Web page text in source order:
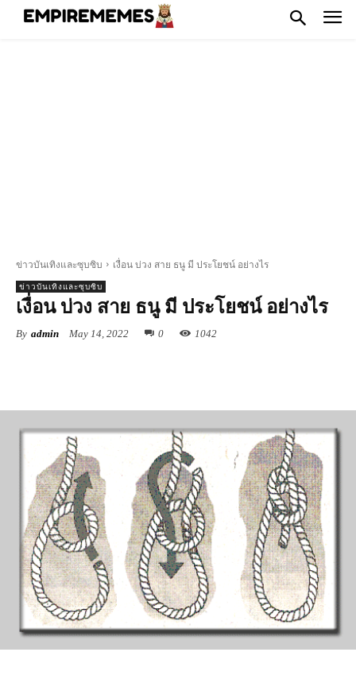
ข่าวบันเทิงและซุบซิบ เงื่อน บ่วง สาย ธนู มี ประโยชน์ อย่างไร
ข่าวบันเทิงและซุบซิบ
เงื่อน บ่วง สาย ธนู มี ประโยชน์ อย่างไร
By admin May 14, 2022 0 1042